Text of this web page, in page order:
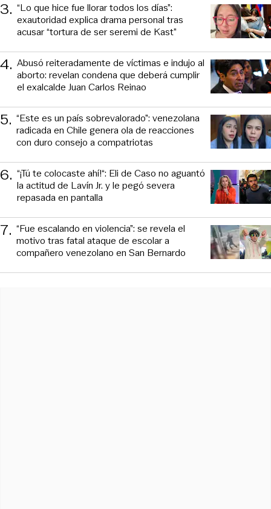
3. “Lo que hice fue llorar todos los días”:
exautoridad explica drama personal tras
acusar “tortura de ser seremi de Kast”
4. Abusó reiteradamente de víctimas e indujo al
aborto: revelan condena que deberá cumplir
el exalcalde Juan Carlos Reinao
5. “Este es un país sobrevalorado”: venezolana
radicada en Chile genera ola de reacciones
con duro consejo a compatriotas
6. “¡Tú te colocaste ahí!“: Eli de Caso no aguantó
la actitud de Lavín Jr. y le pegó severa
repasada en pantalla
7. “Fue escalando en violencia”: se revela el
motivo tras fatal ataque de escolar a
compañero venezolano en San Bernardo